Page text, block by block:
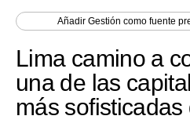
AñadirGestión como fuente
Lima camino a
una de las
más